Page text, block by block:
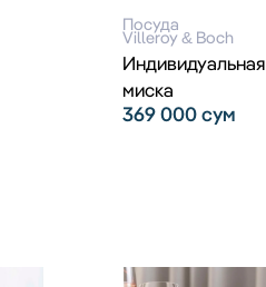
Посуда
Villeroy & Boch
Индивидуальная
миска
369 000сум